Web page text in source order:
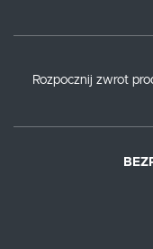
Rozpocznij zwrot